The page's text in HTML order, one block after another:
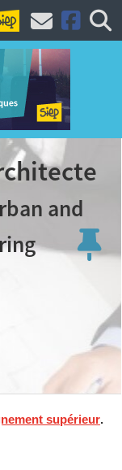
and
supérieur.